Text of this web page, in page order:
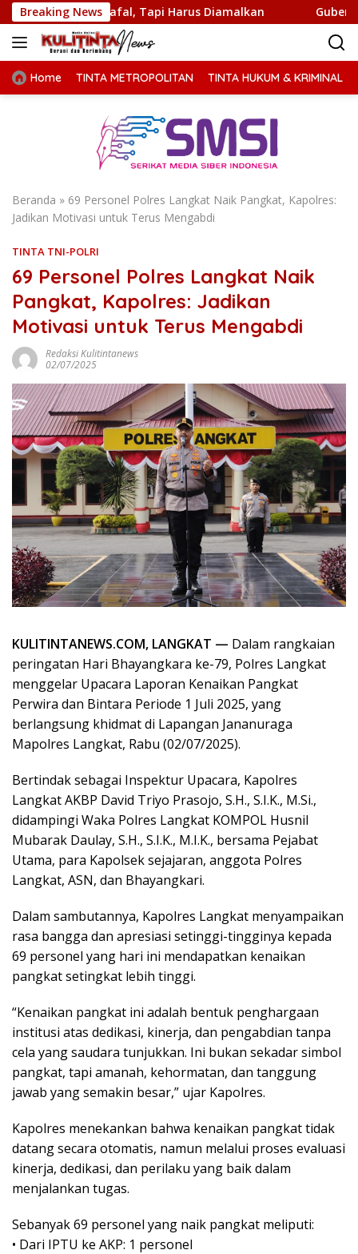
Langsung
ke
konten
Breaking News
Tapi Harus Diamalkan Gubernur Bobby
Home TINTA METROPOLITAN TINTA HUKUM & KRIMINAL
Beranda » 69 Personel Polres Langkat Naik Pangkat, Kapolres:
Jadikan Motivasi untuk Terus Mengabdi
TINTA TNI-POLRI
69 Personel Polres Langkat Naik
Pangkat, Kapolres: Jadikan
Motivasi untuk Terus Mengabdi
Redaksi Kulitintanews
02/07/2025
KULITINTANEWS.COM, LANGKAT — Dalam rangkaian
peringatan Hari Bhayangkara ke-79, Polres Langkat
menggelar Upacara Laporan Kenaikan Pangkat
Perwira dan Bintara Periode 1 Juli 2025, yang
berlangsung khidmat di Lapangan Jananuraga
Mapolres Langkat, Rabu (02/07/2025).
Bertindak sebagai Inspektur Upacara, Kapolres
Langkat AKBP David Triyo Prasojo, S.H., S.I.K., M.Si.,
didampingi Waka Polres Langkat KOMPOL Husnil
Mubarak Daulay, S.H., S.I.K., M.I.K., bersama Pejabat
Utama, para Kapolsek sejajaran, anggota Polres
Langkat, ASN, dan Bhayangkari.
Dalam sambutannya, Kapolres Langkat menyampaikan
rasa bangga dan apresiasi setinggi-tingginya kepada
69 personel yang hari ini mendapatkan kenaikan
pangkat setingkat lebih tinggi.
“Kenaikan pangkat ini adalah bentuk penghargaan
institusi atas dedikasi, kinerja, dan pengabdian tanpa
cela yang saudara tunjukkan. Ini bukan sekadar simbol
pangkat, tapi amanah, kehormatan, dan tanggung
jawab yang semakin besar,” ujar Kapolres.
Kapolres menekankan bahwa kenaikan pangkat tidak
datang secara otomatis, namun melalui proses evaluasi
kinerja, dedikasi, dan perilaku yang baik dalam
menjalankan tugas.
Sebanyak 69 personel yang naik pangkat meliputi:
• Dari IPTU ke AKP: 1 personel